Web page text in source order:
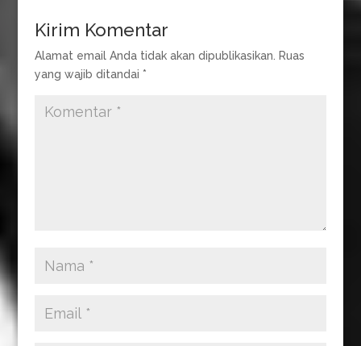
b
o
o
k
s
A
p
p
t
e
r
r
g
Kirim Komentar
Alamat email Anda tidak akan dipublikasikan.
Ruas
yang wajib ditandai *